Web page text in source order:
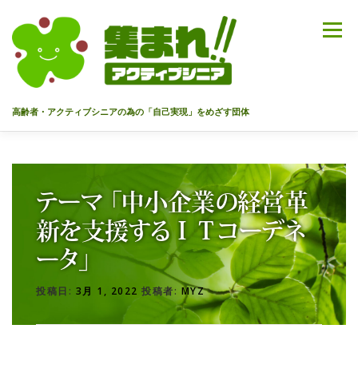
高齢者・アクティブシニアの為の「自己実現」をめざす団体
メニュー
HOME 代表あいさつ 私達について 今までのセミナー
メンバー 情報を募集中！ お問合せ 最新情報
プライバシーポリシー
テーマ 「中小企業の経営革
新を支援するＩＴコーデネ
ータ」
投稿日: 3月 1, 2022 投稿者: MYZ